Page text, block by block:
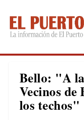
Bello: "A
Vecinos
los techos"